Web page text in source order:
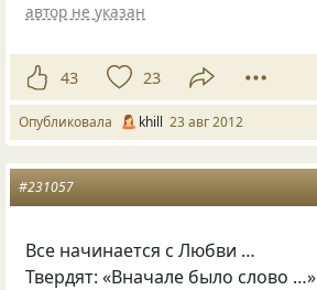
автор не указан
43 23
Опубликовала khill 23 авг 2012
#231057
Все начинается с Любви …
Твердят: «Вначале было слово …»